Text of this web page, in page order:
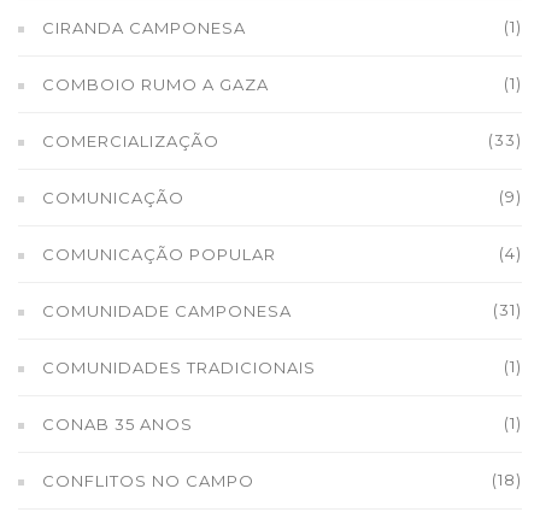
CIRANDA CAMPONESA (1)
COMBOIO RUMO A GAZA (1)
COMERCIALIZAÇÃO (33)
COMUNICAÇÃO (9)
COMUNICAÇÃO POPULAR (4)
COMUNIDADE CAMPONESA (31)
COMUNIDADES TRADICIONAIS (1)
CONAB 35 ANOS (1)
CONFLITOS NO CAMPO (18)